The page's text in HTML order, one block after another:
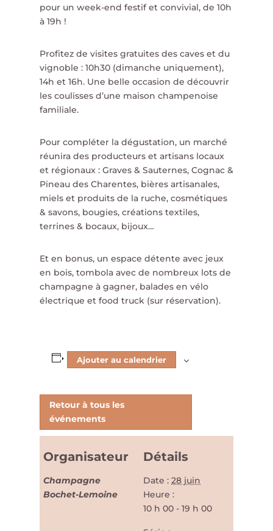
pour un week-end festif et convivial, de 10h
à 19h !
Profitez de visites gratuites des caves et du
vignoble : 10h30 (dimanche uniquement),
14h et 16h. Une belle occasion de découvrir
les coulisses d’une maison champenoise
familiale.
Pour compléter la dégustation, un marché
réunira des producteurs et artisans locaux
et régionaux : Graves & Sauternes, Cognac &
Pineau des Charentes, bières artisanales,
miels et produits de la ruche, cosmétiques
& savons, bougies, créations textiles,
terrines & bocaux, bijoux…
Et en bonus, un espace détente avec jeux
en bois, tombola avec de nombreux lots de
champagne à gagner, balades en vélo
électrique et food truck (sur réservation).
Ajouter au calendrier
Détails
Date : 28 juin
Heure :
10 h 00 - 19 h 00
Organisateur
Champagne
Bochet-Lemoine
Retour à tous les
événements